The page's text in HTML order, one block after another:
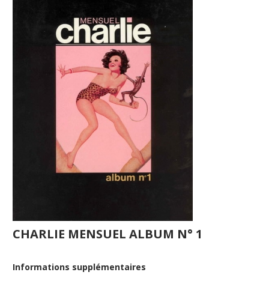
CHARLIE MENSUEL ALBUM N° 1
Informations supplémentaires